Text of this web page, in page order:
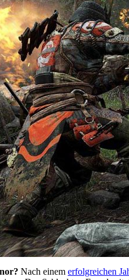
Nach einem erfolgreichen